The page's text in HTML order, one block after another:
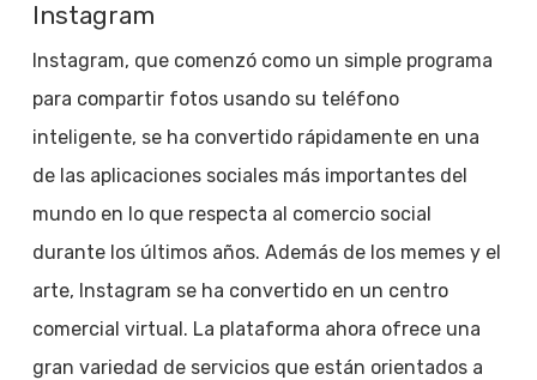
Instagram
Instagram, que comenzó como un simple programa
para compartir fotos usando su teléfono
inteligente, se ha convertido rápidamente en una
de las aplicaciones sociales más importantes del
mundo en lo que respecta al comercio social
durante los últimos años. Además de los memes y el
arte, Instagram se ha convertido en un centro
comercial virtual. La plataforma ahora ofrece una
gran variedad de servicios que están orientados a